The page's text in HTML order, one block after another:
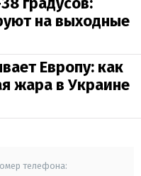
на выходные
Европу: как
жара в Украине
телефона: